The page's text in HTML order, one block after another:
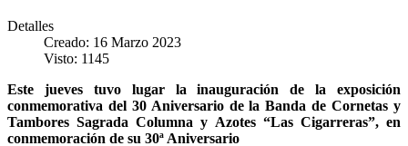
Detalles
Creado: 16 Marzo 2023
Visto: 1145
Este jueves tuvo lugar la inauguración de la exposición
conmemorativa del 30 Aniversario de la Banda de Cornetas y
Tambores Sagrada Columna y Azotes “Las Cigarreras”, en
conmemoración de su 30ª Aniversario